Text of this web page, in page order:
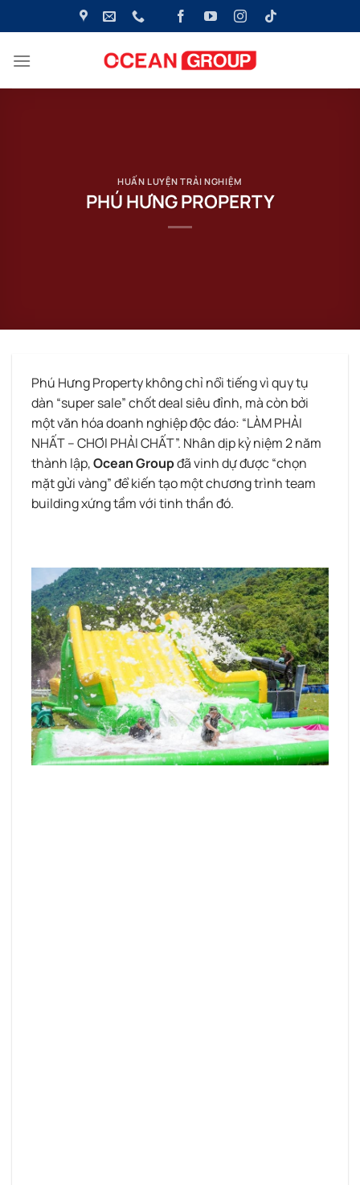
qua
dung
HUẤN LUYỆN TRẢI NGHIỆM
PHÚ HƯNG PROPERTY
Phú Hưng Property không chỉ nổi tiếng vì quy tụ
dàn “super sale” chốt deal siêu đỉnh, mà còn bởi
một văn hóa doanh nghiệp độc đáo: “LÀM PHẢI
NHẤT – CHƠI PHẢI CHẤT”. Nhân dịp kỷ niệm 2 năm
thành lập,Ocean Groupđã vinh dự được “chọn
mặt gửi vàng” để kiến tạo một chương trình team
building xứng tầm với tinh thần đó.